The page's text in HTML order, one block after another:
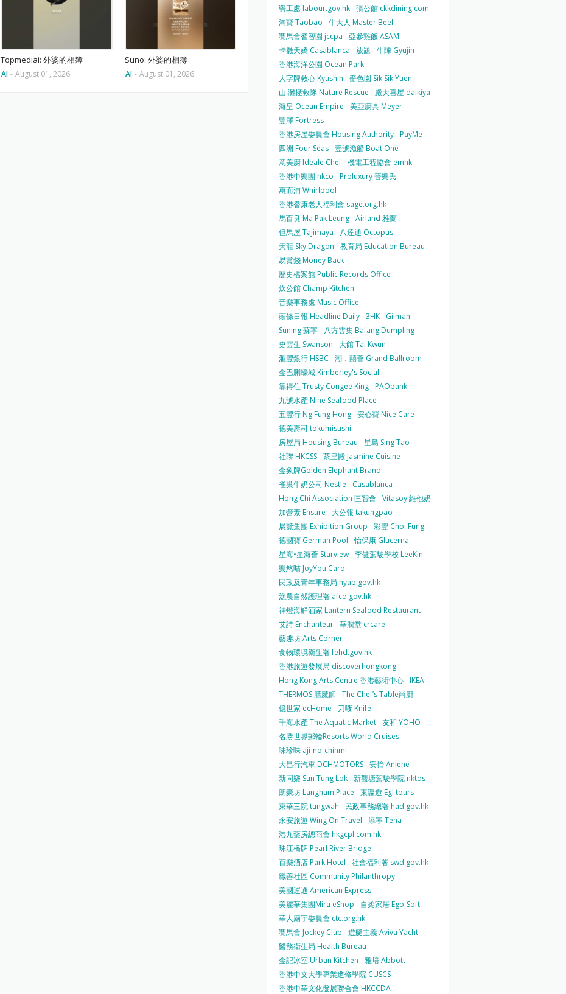
Topmediai: 外婆的相簿
AI - August 01, 2026
Suno: 外婆的相簿
AI - August 01, 2026
勞工處 labour.gov.hk 張公館 ckkdining.com
淘寶 Taobao
牛大人 Master Beef
賽馬會耆智園 jccpa
亞參雞飯 ASAM
卡撒天嬌 Casablanca
放題
牛陣 Gyujin
香港海洋公園 Ocean Park
人字牌救心 Kyushin
嗇色園 Sik Sik Yuen
山‧灘拯救隊 Nature Rescue
殿大喜屋 daikiya
海皇 Ocean Empire
美亞廚具 Meyer
豐澤 Fortress
香港房屋委員會 Housing Authority PayMe
四洲 Four Seas 壹號漁船 Boat One
意美廚 Ideale Chef 機電工程協會 emhk
香港中樂團 hkco
Proluxury 普樂氏
惠而浦 Whirlpool
香港耆康老人福利會 sage.org.hk
馬百良 Ma Pak Leung Airland 雅蘭
但馬屋 Tajimaya
八達通 Octopus
天龍 Sky Dragon
教育局 Education Bureau
易賞錢 Money Back
歷史檔案館 Public Records Office
炊公館 Champ Kitchen
音樂事務處 Music Office
頭條日報 Headline Daily 3HK
Gilman
Suning 蘇寧
八方雲集 Bafang Dumpling
史雲生 Swanson
大館 Tai Kwun
滙豐銀行 HSBC
潮．囍薈 Grand Ballroom
金巴脷蠔城 Kimberley's Social
靠得住 Trusty Congee King PAObank
九號水產 Nine Seafood Place
五豐行 Ng Fung Hong 安心寶 Nice Care
德美壽司 tokumisushi
房屋局 Housing Bureau
星島 Sing Tao
社聯 HKCSS 茶皇殿 Jasmine Cuisine
金象牌Golden Elephant Brand
雀巢牛奶公司 Nestle
Casablanca
Hong Chi Association 匡智會
Vitasoy 維他奶
加營素 Ensure
大公報 takungpao
展覽集團 Exhibition Group
彩豐 Choi Fung
德國寶 German Pool
怡保康 Glucerna
星海•星海薈 Starview 李健駕駛學校 LeeKin
樂悠咭 JoyYou Card
民政及青年事務局 hyab.gov.hk
漁農自然護理署 afcd.gov.hk
神燈海鮮酒家 Lantern Seafood Restaurant
艾詩 Enchanteur 華潤堂 crcare
藝趣坊 Arts Corner
食物環境衛生署 fehd.gov.hk
香港旅遊發展局 discoverhongkong
Hong Kong Arts Centre 香港藝術中心 IKEA
THERMOS 膳魔師 The Chef’s Table尚廚
億世家 ecHome
刀嘜 Knife
千海水產 The Aquatic Market 友和 YOHO
名勝世界郵輪Resorts World Cruises
味珍味 aji-no-chinmi
大昌行汽車 DCHMOTORS 安怡 Anlene
新同樂 Sun Tung Lok 新觀塘駕駛學院 nktds
朗豪坊 Langham Place
東瀛遊 Egl tours
東華三院 tungwah
民政事務總署 had.gov.hk
永安旅遊 Wing On Travel
添寧 Tena
港九藥房總商會 hkgcpl.com.hk
珠江橋牌 Pearl River Bridge
百樂酒店 Park Hotel
社會福利署 swd.gov.hk
織善社區 Community Philanthropy
美國運通 American Express
美麗華集團Mira eShop
自柔家居 Ego-Soft
華人廟宇委員會 ctc.org.hk
賽馬會 Jockey Club
遊艇主義 Aviva Yacht
醫務衛生局 Health Bureau
金記冰室 Urban Kitchen
雅培 Abbott
香港中文大學專業進修學院 CUSCS
香港中華文化發展聯合會 HKCCDA